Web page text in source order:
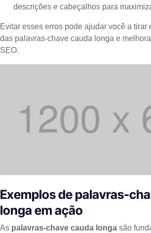
descrições e cabeçalhos para
Evitar esses erros pode ajudar você a tirar
das palavras-chave cauda longa e
SEO.
Exemplos de palavras-
longa em ação
As palavras-chave cauda longa são